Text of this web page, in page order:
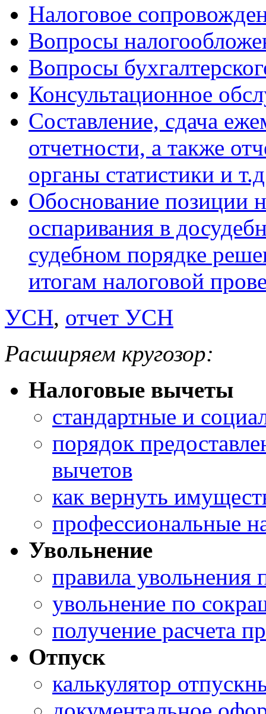
Налоговое
Вопросы
Вопросы
Консультационное
Составление, сдача
отчетности, а также
органы статистики и
Обоснование позиции
оспаривания в
судебном порядке
итогам налоговой
УСН, отчет УСН
Расширяем кругозор:
Налоговые вычеты
стандартные и
порядок
вычетов
как вернуть
профессиональные
Увольнение
правила
увольнение по
получение расчета
Отпуск
калькулятор